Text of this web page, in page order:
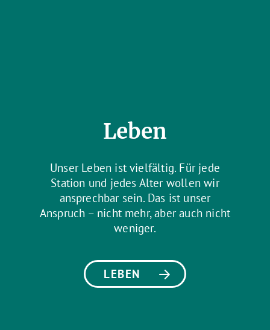
Leben
Unser Leben ist vielfältig. Für jede
Station und jedes Alter wollen wir
ansprechbar sein. Das ist unser
Anspruch – nicht mehr, aber auch nicht
weniger.
LEBEN